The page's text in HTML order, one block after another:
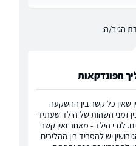
הגיב/ה:
הפונדקאות
שאין כל קשר בין ההשקעה
זמני השהות של הילד שעתיד
לגבי הילד - מאחר ואין קשר
יש להפריד בין ההליכים